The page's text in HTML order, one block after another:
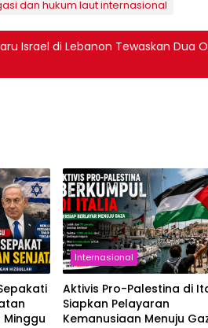
dan hukum laut internasional
Israel di Lebanon Tewaskan Dua
Minggu
Internasional
Aktivis Pro-Palestina di
Siapkan Pelayaran
Kemanusiaan Menuju